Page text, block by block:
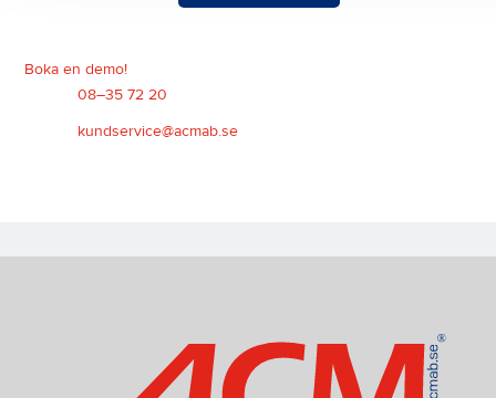
Boka en demo!
08–35 72 20
kundservice@acmab.se